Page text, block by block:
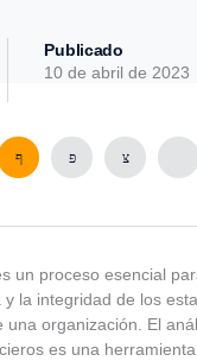
Publicado
10 de abril de 2023
un proceso esencial
y la integridad de los
una organización. El
es una